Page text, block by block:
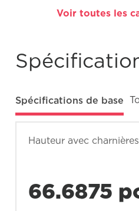
Voir toutes les
Spécifications de base
Hauteur avec charnières
66.6875